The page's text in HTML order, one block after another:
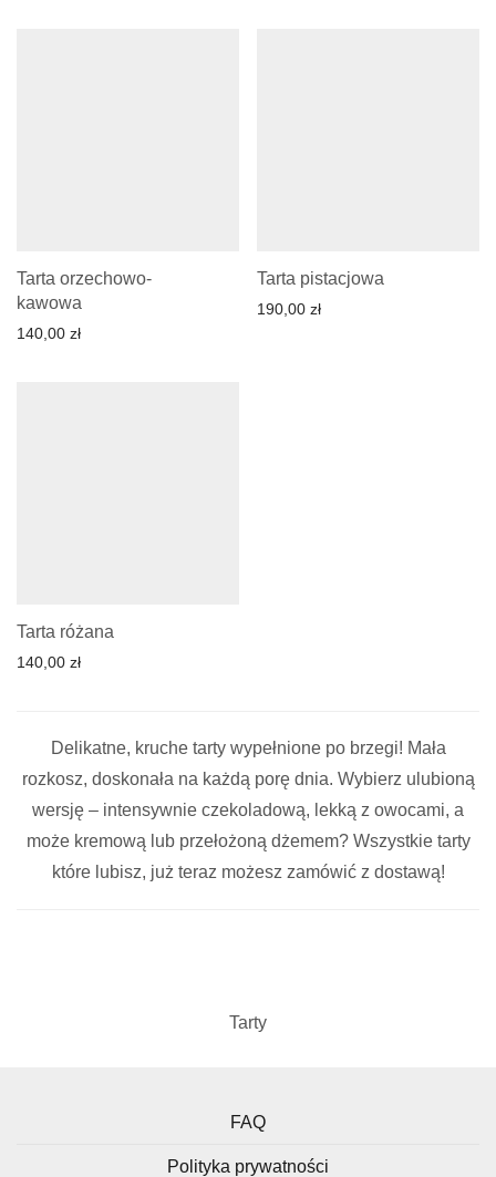
Tarta orzechowo-
kawowa
140,00 zł
Tarta pistacjowa
190,00 zł
Tarta różana
140,00 zł
Delikatne, kruche tarty wypełnione po brzegi! Mała
rozkosz, doskonała na każdą porę dnia. Wybierz ulubioną
wersję – intensywnie czekoladową, lekką z owocami, a
może kremową lub przełożoną dżemem? Wszystkie tarty
które lubisz, już teraz możesz zamówić z dostawą!
Tarty
FAQ
Polityka prywatności